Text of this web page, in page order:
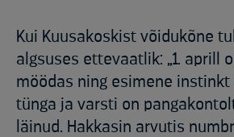
Kui Kuusakoskist võidukõne
algsuses ettevaatlik: „1. aprill
möödas ning esimene
tünga ja varsti on
läinud. Hakkasin arvutis